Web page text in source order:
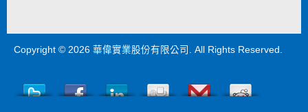
Copyright © 2026 華偉實業股份有限公司 . All Rights Reserved.